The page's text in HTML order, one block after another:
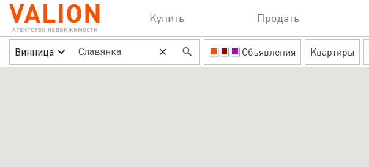
Купить Продать
Винница Объявления Квартиры